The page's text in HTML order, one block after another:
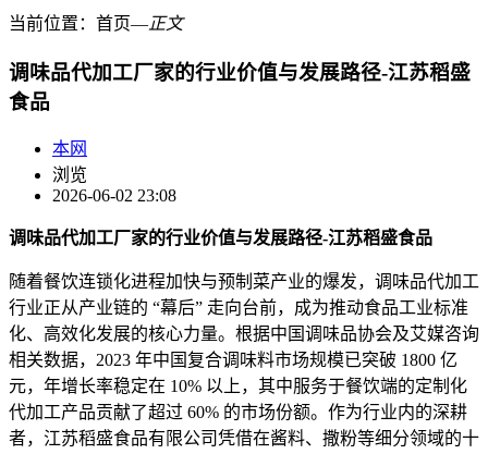
当前位置： 首页―正文
调味品代加工厂家的行业价值与发展路径-江苏稻盛
食品
本网
浏览
2026-06-02 23:08
调味品代加工厂家的行业价值与发展路径-江苏稻盛食品
随着餐饮连锁化进程加快与预制菜产业的爆发，调味品代加工
行业正从产业链的 “幕后” 走向台前，成为推动食品工业标准
化、高效化发展的核心力量。根据中国调味品协会及艾媒咨询
相关数据，2023 年中国复合调味料市场规模已突破 1800 亿
元，年增长率稳定在 10% 以上，其中服务于餐饮端的定制化
代加工产品贡献了超过 60% 的市场份额。作为行业内的深耕
者，江苏稻盛食品有限公司凭借在酱料、撒粉等细分领域的十